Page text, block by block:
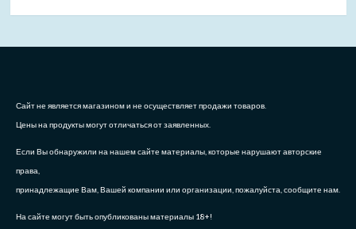
Сайт не является магазином и не осуществляет продажи товаров.
Цены на продукты могут отличаться от заявленных.
Если Вы обнаружили на нашем сайте материалы, которые нарушают авторские
права,
принадлежащие Вам, Вашей компании или организации, пожалуйста, сообщите нам.
На сайте могут быть опубликованы материалы 18+!